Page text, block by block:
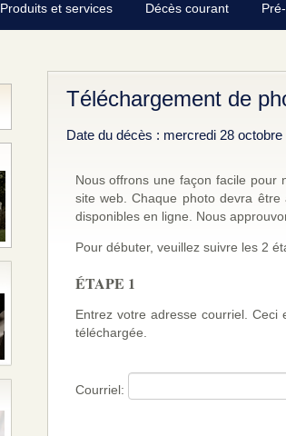
Produits et services Décès courant
Téléchargement de
Date du décès : mercredi 28 octobre
Nous offrons une façon facile pour
site web. Chaque photo devra
disponibles en ligne. Nous
Pour débuter, veuillez suivre les 2
ÉTAPE 1
Entrez votre adresse courriel.
téléchargée.
Courriel: